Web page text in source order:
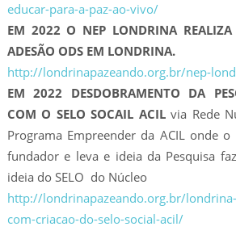
educar-para-a-paz-ao-vivo/
EM 2022 O NEP LONDRINA REALIZA
ADESÃO ODS EM LONDRINA.
http://londrinapazeando.org.br/nep-
EM 2022 DESDOBRAMENTO DA
COM O SELO SOCAIL ACILvia Rede
Programa Empreender da ACIL onde
fundador e leva e ideia da Pesquisa
ideia do SELO do Núcleo
http://londrinapazeando.org.br/
com-criacao-do-selo-social-acil/